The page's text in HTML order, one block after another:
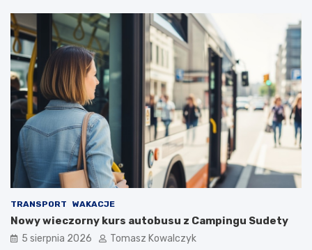
TRANSPORT WAKACJE
Nowy wieczorny kurs autobusu z Campingu Sudety
5 sierpnia 2026 Tomasz Kowalczyk